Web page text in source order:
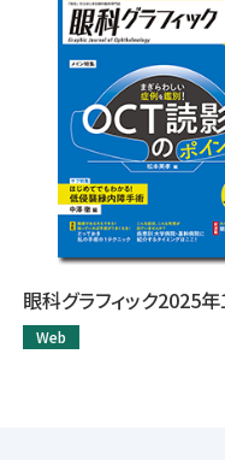
眼科グラフィック2025
Web